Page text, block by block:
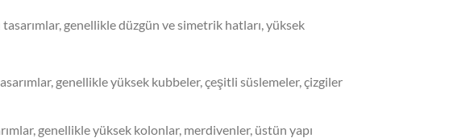
genellikle düzgün ve simetrik hatları, yüksek
genellikle yüksek kubbeler, çeşitli süslemeler, çizgiler
genellikle yüksek kolonlar, merdivenler, üstün yapı